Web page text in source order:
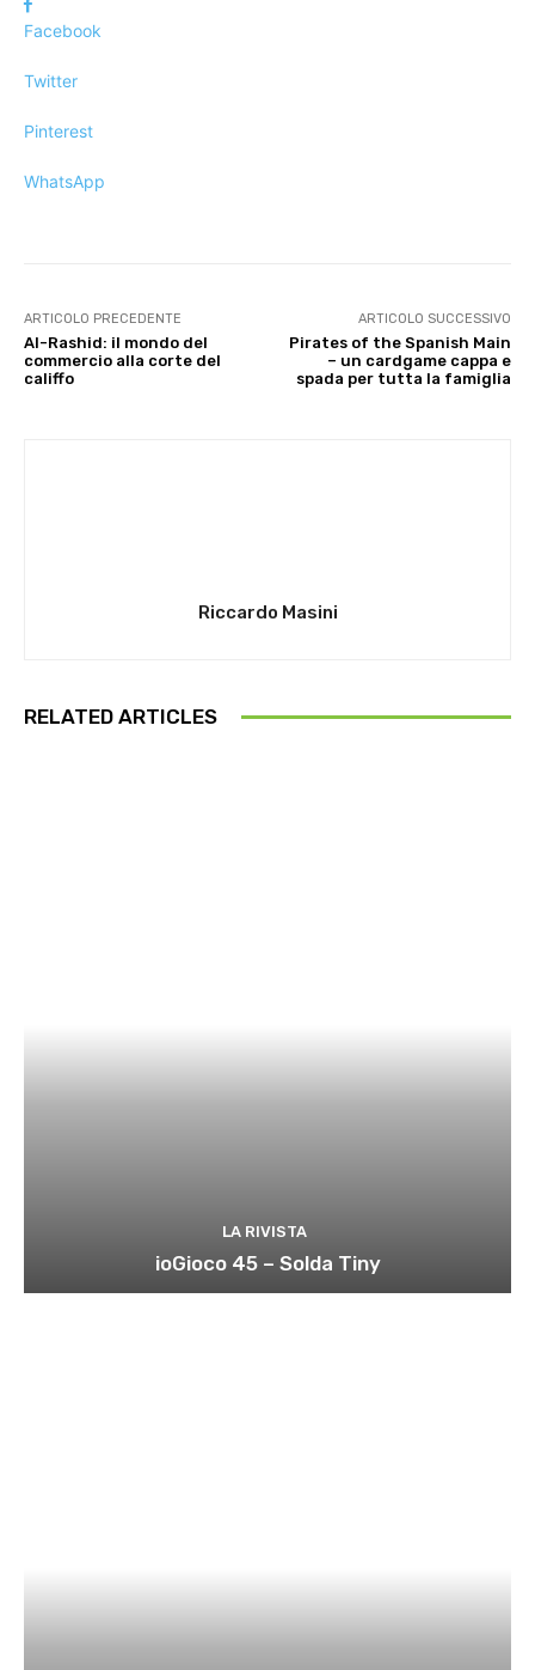
Facebook
Twitter
Pinterest
WhatsApp
ARTICOLO PRECEDENTE
Al-Rashid: il mondo del
commercio alla corte del
califfo
ARTICOLO SUCCESSIVO
Pirates of the Spanish Main
– un cardgame cappa e
spada per tutta la famiglia
Riccardo Masini
RELATED ARTICLES
LA RIVISTA
ioGioco 45 – Solda Tiny